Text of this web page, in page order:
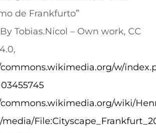
de Frankfurto”
Tobias.Nicol – Own work, CC
w/
wiki/